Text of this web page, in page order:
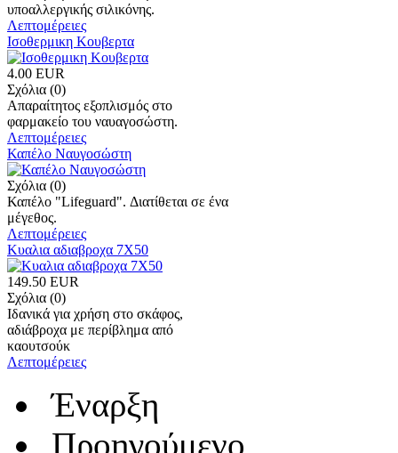
υποαλλεργικής σιλικόνης.
Λεπτομέρειες
Ισοθερμικη Κουβερτα
4.00 EUR
Σχόλια (0)
Απαραίτητος εξοπλισμός στο
φαρμακείο του ναυαγοσώστη.
Λεπτομέρειες
Καπέλο Ναυγοσώστη
Σχόλια (0)
Καπέλο "Lifeguard". Διατίθεται σε ένα
μέγεθος.
Λεπτομέρειες
Κυαλια αδιαβροχα 7Χ50
149.50 EUR
Σχόλια (0)
Ιδανικά για χρήση στο σκάφος,
αδιάβροχα με περίβλημα από
καουτσούκ
Λεπτομέρειες
Έναρξη
Προηγούμενο